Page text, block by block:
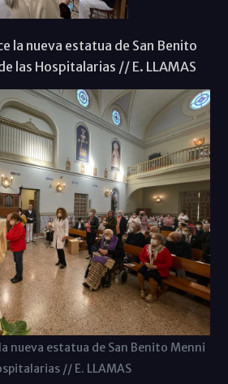
la nueva estatua de San Benito
las Hospitalarias // E. LLAMAS
nueva estatua de San Benito Menni
// E. LLAMAS